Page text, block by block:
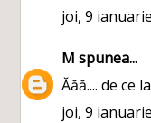
joi, 9
M spunea...
Ăăă.... de ce
joi, 9